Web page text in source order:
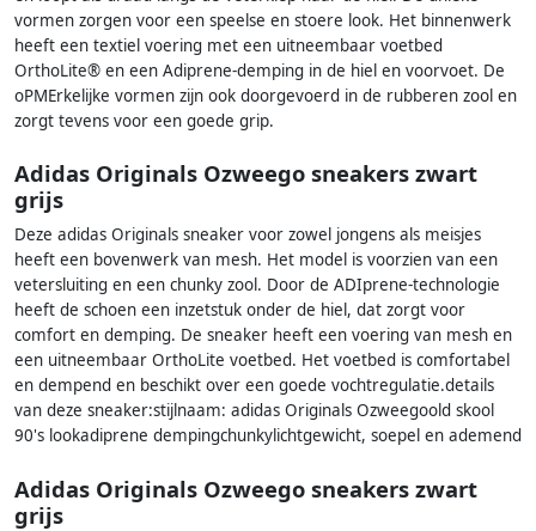
vormen zorgen voor een speelse en stoere look. Het binnenwerk
heeft een textiel voering met een uitneembaar voetbed
OrthoLite® en een Adiprene-demping in de hiel en voorvoet. De
oPMErkelijke vormen zijn ook doorgevoerd in de rubberen zool en
zorgt tevens voor een goede grip.
Adidas Originals Ozweego sneakers zwart
grijs
Deze adidas Originals sneaker voor zowel jongens als meisjes
heeft een bovenwerk van mesh. Het model is voorzien van een
vetersluiting en een chunky zool. Door de ADIprene-technologie
heeft de schoen een inzetstuk onder de hiel, dat zorgt voor
comfort en demping. De sneaker heeft een voering van mesh en
een uitneembaar OrthoLite voetbed. Het voetbed is comfortabel
en dempend en beschikt over een goede vochtregulatie.details
van deze sneaker:stijlnaam: adidas Originals Ozweegoold skool
90's lookadiprene dempingchunkylichtgewicht, soepel en ademend
Adidas Originals Ozweego sneakers zwart
grijs